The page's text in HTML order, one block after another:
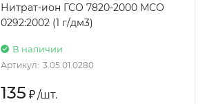
Нитрат-ион ГСО 7820-2000 МСО
0292:2002 (1 г/дм3)
В наличии
Артикул: 3.05.01.0280
135 ₽/шт.